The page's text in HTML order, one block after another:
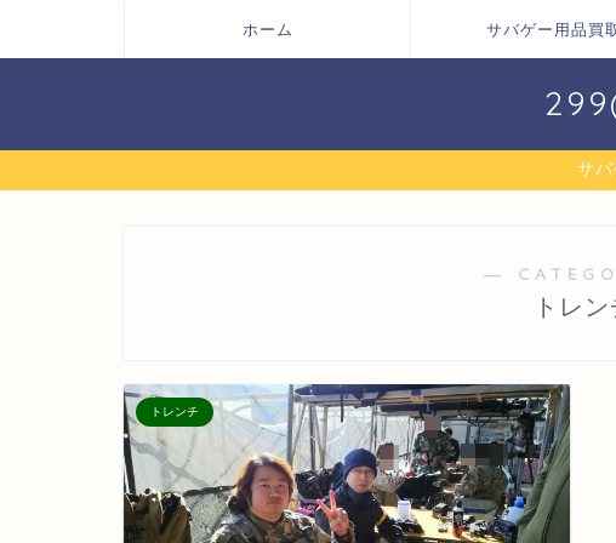
ホーム サバゲー用品買
サ
―
トレン
トレンチ